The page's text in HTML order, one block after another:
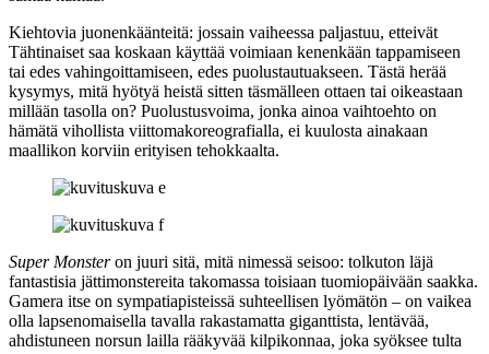
Kiehtovia juonenkäänteitä: jossain vaiheessa paljastuu, etteivät
Tähtinaiset saa koskaan käyttää voimiaan kenenkään tappamiseen
tai edes vahingoittamiseen, edes puolustautuakseen. Tästä herää
kysymys, mitä hyötyä heistä sitten täsmälleen ottaen tai oikeastaan
millään tasolla on? Puolustusvoima, jonka ainoa vaihtoehto on
hämätä vihollista viittomakoreografialla, ei kuulosta ainakaan
maallikon korviin erityisen tehokkaalta.
Super Monsteron juuri sitä, mitä nimessä seisoo: tolkuton läjä
fantastisia jättimonstereita takomassa toisiaan tuomiopäivään saakka.
Gamera itse on sympatiapisteissä suhteellisen lyömätön – on vaikea
olla lapsenomaisella tavalla rakastamatta giganttista, lentävää,
ahdistuneen norsun lailla rääkyvää kilpikonnaa, joka syöksee tulta